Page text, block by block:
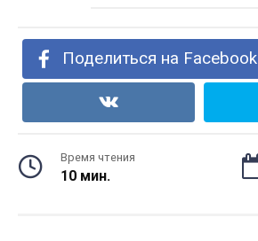
Поделиться на Facebook
Время чтения
10 мин.